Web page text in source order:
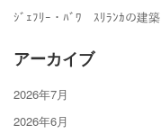
ｼﾞｪﾌﾘｰ・ﾊﾞﾜ ｽﾘﾗﾝｶの建築
アーカイブ
2026年7月
2026年6月